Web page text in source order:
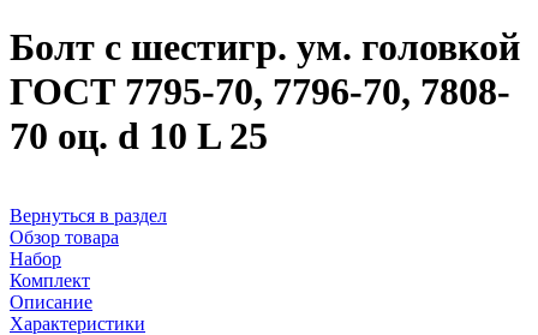
Болт с шестигр. ум. головкой
ГОСТ 7795-70, 7796-70, 7808-
70 оц. d 10 L 25
Вернуться в раздел
Обзор товара
Набор
Комплект
Описание
Характеристики